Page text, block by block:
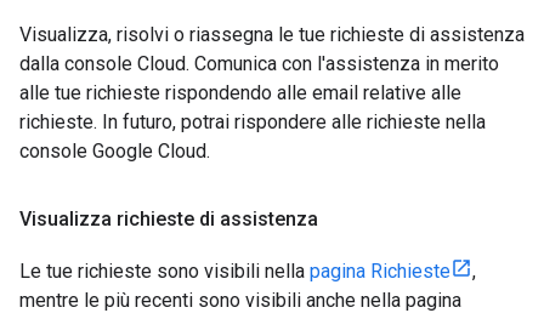
Visualizza, risolvi o riassegna le tue richieste di assistenza
dalla console Cloud. Comunica con l'assistenza in merito
alle tue richieste rispondendo alle email relative alle
richieste. In futuro, potrai rispondere alle richieste nella
console Google Cloud.
Visualizza richieste di assistenza
Le tue richieste sono visibili nella pagina Richieste
,
mentre le più recenti sono visibili anche nella pagina